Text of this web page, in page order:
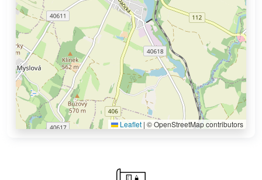
Leaflet | © OpenStreetMap contributors